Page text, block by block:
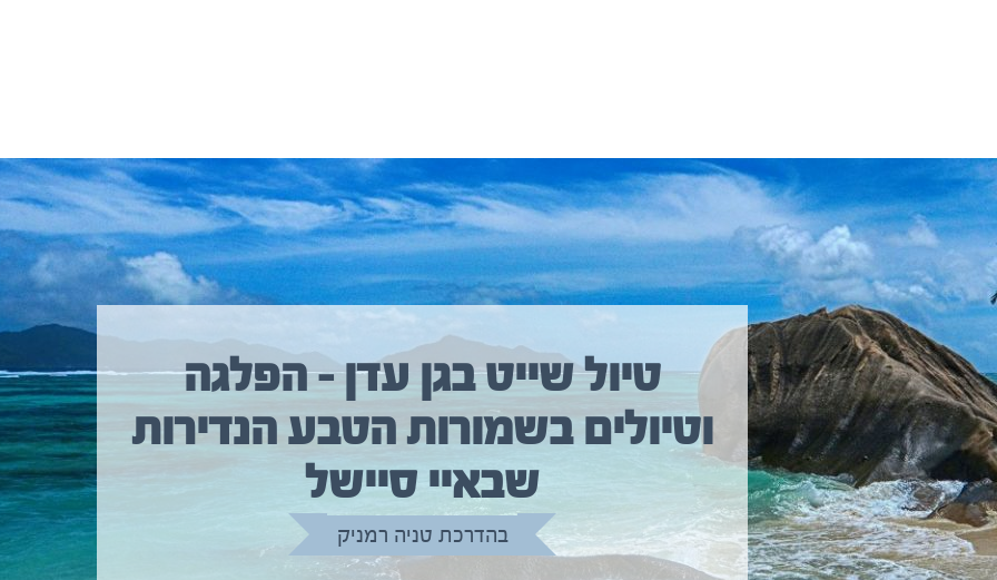
טיול שייט בגן עדן – הפלגה
וטיולים בשמורות הטבע הנדירות
שבאיי סיישל
בהדרכת טניה רמניק
טיול שייט מקיף איסלנד
בהדרכת גיל יניב